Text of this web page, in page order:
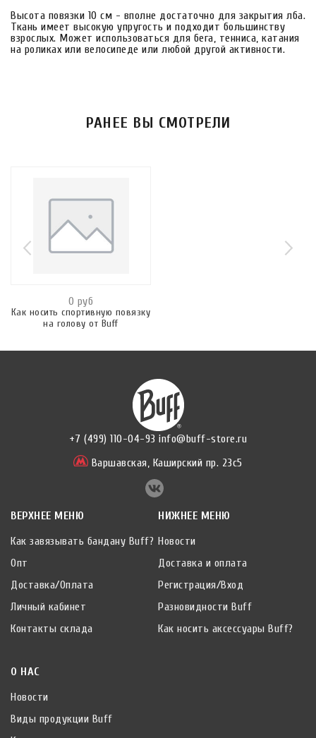
Высота повязки 10 см - вполне достаточно для закрытия лба.
Ткань имеет высокую упругость и подходит большинству
взрослых. Может использоваться для бега, тенниса, катания
на роликах или велосипеде или любой другой активности.
РАНЕЕ ВЫ СМОТРЕЛИ
0 руб
Как носить спортивную повязку
на голову от Buff
+7 (499) 110-04-93 info@buff-store.ru
Варшавская, Каширский пр. 23с5
ВЕРХНЕЕ МЕНЮ
Как завязывать бандану Buff?
Опт
Доставка/Оплата
Личный кабинет
Контакты склада
НИЖНЕЕ МЕНЮ
Новости
Доставка и оплата
Регистрация/Вход
Разновидности Buff
Как носить аксессуары Buff?
О НАС
Новости
Виды продукции Buff